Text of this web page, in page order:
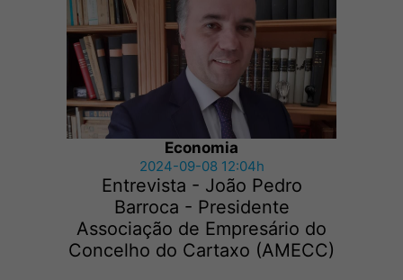
Economia
2024-09-08 12:04h
Entrevista - João Pedro
Barroca - Presidente
Associação de Empresário do
Concelho do Cartaxo (AMECC)